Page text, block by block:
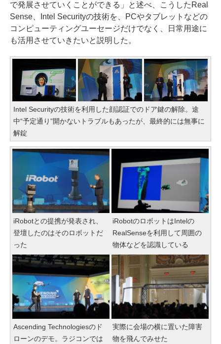
で発展させていくことができる」と述べ、こうしたReal
Sense、Intel Securityの技術を、PCやタブレットなどの
コンピューティングユーセージだけでなく、日常用途に
も活用させていきたいと説明した。
Intel Securityの技術を利用した顔認証でのドア鍵の解除。途
中“予定通り”開かないトラブルもあったが、最終的には無事に
解錠
iRobotとの提携が発表され、
登壇したのはそのロボットだ
った
iRobotのロボットはIntelの
RealSenseを利用して周囲の
物体などを認識している
Ascending Technologiesのド
ローンのデモ。ラジコンでは
実際に会場の横に置いた障害
物を飛んでみせた